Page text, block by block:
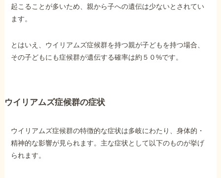
当事務所に
依頼するメリット
お電話でのお問い合わせ
089-907-3797
起こることが多いため、親から子への遺伝は少ないとされてい
ます。
とはいえ、ウイリアムズ症候群を持つ親が子どもを持つ場合、
その子どもにも症候群が遺伝する確率は約５０%です。
ウイリアムズ症候群の症状
ウイリアムズ症候群の特徴的な症状は多岐にわたり、身体的・
精神的な影響が見られます。主な症状として以下のものが挙げ
られます。